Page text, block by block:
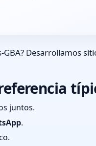
Desarrollamos
juntos.
.